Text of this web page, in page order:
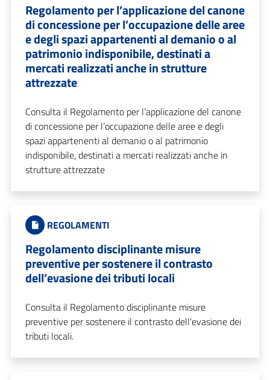
Regolamento per l’applicazione del canone
di concessione per l’occupazione delle aree
e degli spazi appartenenti al demanio o al
patrimonio indisponibile, destinati a
mercati realizzati anche in strutture
attrezzate
Consulta il Regolamento per l’applicazione del canone
di concessione per l’occupazione delle aree e degli
spazi appartenenti al demanio o al patrimonio
indisponibile, destinati a mercati realizzati anche in
strutture attrezzate
REGOLAMENTI
Regolamento disciplinante misure
preventive per sostenere il contrasto
dell’evasione dei tributi locali
Consulta il Regolamento disciplinante misure
preventive per sostenere il contrasto dell'evasione dei
tributi locali.